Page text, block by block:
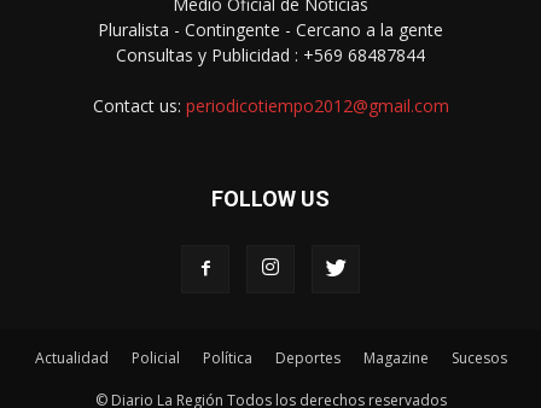
Pluralista - Contingente - Cercano a la gente
Consultas y Publicidad : +569 68487844
Contact us: periodicotiempo2012@gmail.com
FOLLOW US
Actualidad Policial Política Deportes Magazine Sucesos
© Diario La Región Todos los derechos reservados